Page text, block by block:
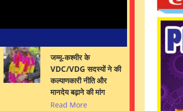
जम्मू-कश्मीर के
VDC/VDG सदस्यों ने की
कल्याणकारी नीति और
मानदेय बढ़ाने की मांग
Read More